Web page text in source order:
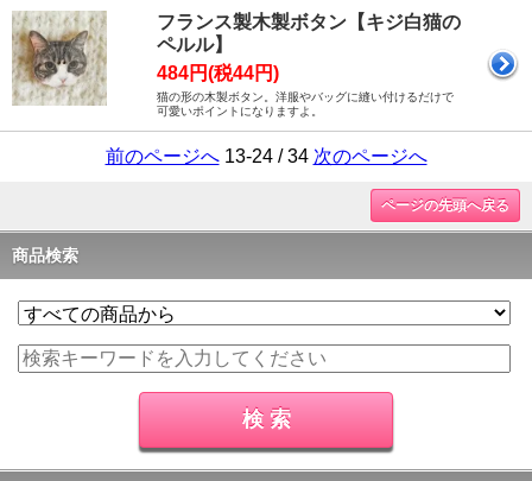
フランス製木製ボタン【キジ白猫の
ペルル】
484円(税44円)
猫の形の木製ボタン。洋服やバッグに縫い付けるだけで
可愛いポイントになりますよ。
前のページへ13-24 / 34 次のページへ
ページの先頭へ戻る
商品検索